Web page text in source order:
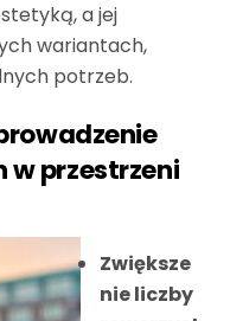
a jej
wariantach,
potrzeb.
przestrzeni
Zwiększe
nie liczby